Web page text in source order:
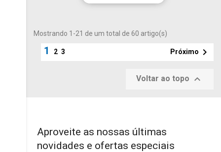
Mostrando 1-21 de um total de 60 artigo(s)
1 2 3 Próximo 
Voltar ao topo 
Aproveite as nossas últimas
novidades e ofertas especiais